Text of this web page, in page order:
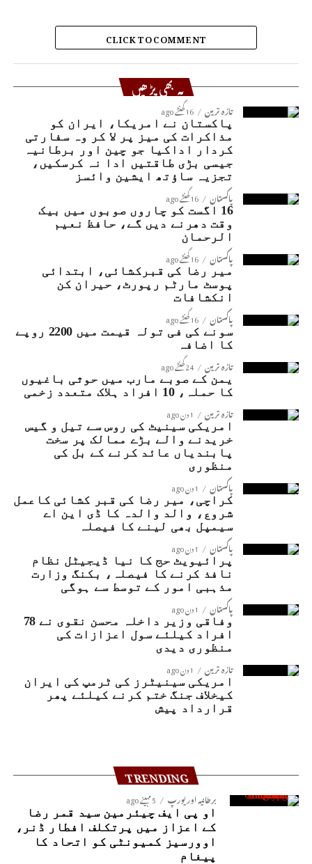
CLICK TO COMMENT
یہ بھی پڑھیں
تازہ ترین 16 گھنٹے ago
پاکستان نے امریکا، ایران کو
مذاکرات کی میز پر لا کر وہ سفارتی
کردار اداکیا جو چین اور برطانیہ
جیسی بڑی طاقتیں ادا نہ کرسکیں،
تجزیہ ساؤتھ ایشین وائسز
پاکستان 16 گھنٹے ago
16 اگست کو چاروں صوبوں میں بیک
وقت دھرنے دیں گے، حافظ نعیم
الرحمان
پاکستان 16 گھنٹے ago
میر رضا کی قبرکشائی، ابتدائی
پوسٹ مارٹم رپورٹ، حیران کن
انکشافات
پاکستان 16 گھنٹے ago
سونے کی فی تولہ قیمت میں 2200 روپے
کا اضافہ
تازہ ترین 24 گھنٹے ago
یمن کے صوبے مارب میں حوثی باغیوں
کا حملہ، 10 افراد ہلاک متعدد زخمی
تازہ ترین 1 دن ago
امریکی سینیٹ کی روس سے تیل و گیس
خریدنے والے بڑے ممالک پر سخت
پابندیاں عائد کرنے کے بل کی
منظوری
پاکستان 1 دن ago
کراچی، میر رضا کی قبر کشائی کاعمل
شروع، والد والدہ کا ڈی این اے
سیمپل بھی لینے کا فیصلہ
پاکستان 1 دن ago
پرائیویٹ حج کا نیا ڈیجیٹل نظام
نافذ کرنے کا فیصلہ، بکنگ وزارت
مذہبی امور کے توسط سے ہوگی
پاکستان 1 دن ago
وفاقی وزیر داخلہ محسن نقوی نے 78
افراد کیلئے سول اعزازات کی
منظوری دیدی
تازہ ترین 1 دن ago
امریکی سینیٹرز کی ٹرمپ کی ایران
کیخلاف جنگ ختم کرنے کیلئے پھر
قرارداد پیش
TRENDING
برطانیہ اور یورپ 5 مہینے ago
او پی ایف چیئرمین سید قمر رضا
کے اعزاز میں پرتکلف افطار ڈنر،
اوورسیز کمیونٹی کو اتحاد کا
پیغام